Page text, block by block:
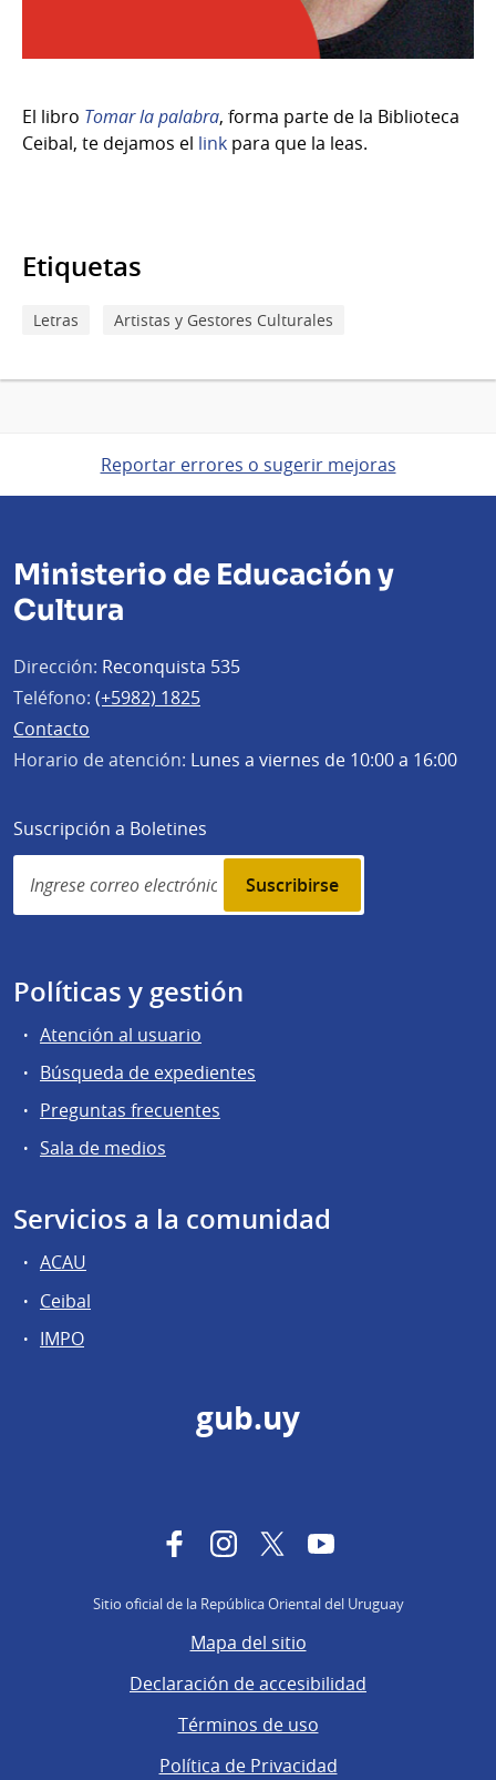
El libro Tomar la palabra, forma parte de la Biblioteca
Ceibal, te dejamos el link para que la leas.
Etiquetas
Letras Artistas y Gestores Culturales
Reportar errores o sugerir mejoras
Ministerio de Educación y
Cultura
Dirección: Reconquista 535
Teléfono: (+5982) 1825
Contacto
Horario de atención: Lunes a viernes de 10:00 a 16:00
Suscripción a Boletines
Simplenews
subscription
Políticas y gestión
Atención al usuario
Búsqueda de expedientes
Preguntas frecuentes
Sala de medios
Servicios a la comunidad
ACAU
Ceibal
IMPO
gub.uy
FacebookInstagram
TwitterYouTube
Sitio oficial de la República Oriental del Uruguay
Mapa del sitio
Declaración de accesibilidad
Términos de uso
Política de Privacidad